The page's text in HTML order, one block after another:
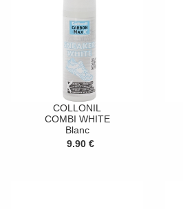
COLLONIL
COMBI WHITE
Blanc
9.90 €